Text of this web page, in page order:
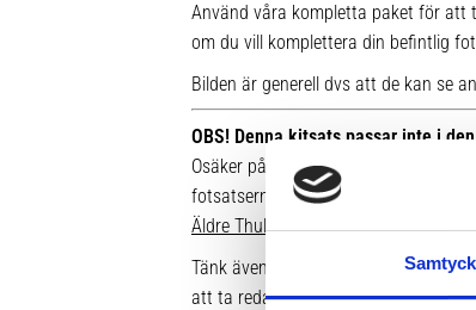
Använd våra kompletta paket för att
om du vill komplettera din befintlig
Bilden är generell dvs att de kan se
OBS! Denna kitsats passar inte i
Osäker på vilken fot du har sedan
fotsatserna:
Äldre Thule fotsatser som inte går
Tänk även på att dina rör över taket
att ta reda på vilken längd du ska